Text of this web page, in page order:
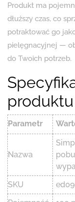
Produkt ma
dłuższy czas, co
potraktować go
pielęgnacyjnej —
do Twoich potrzeb.
produktu
Parametr
Nazwa
SKU